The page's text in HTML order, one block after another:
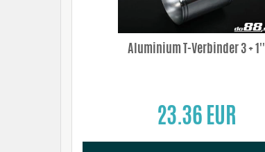
Aluminium T-Verbinder 3 + 1''
23.36 EUR